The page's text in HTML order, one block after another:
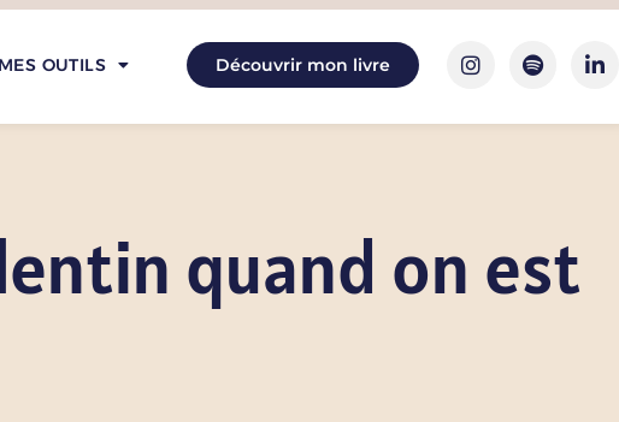
MES OUTILS Découvrir mon livre
quand on est